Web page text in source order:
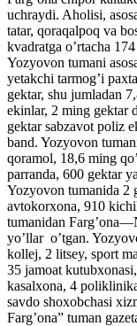
uchraydi. Aholisi,
tatar, qoraqalpoq va
kvadratga o’rtacha
Yozyovon tumani
yetakchi tarmog’i
gektar, shu jumladan
ekinlar, 2 ming gektar
gektar sabzavot poliz
band. Yozyovon
qoramol, 18,6 ming
parranda, 600 gektar
Yozyovon tumanida 2
avtokorxona, 910
tumanidan
yo’llar o’tgan.
kollej, 2 litsey, sport
35 jamoat
kasalxona, 4
savdo shoxobchasi
Farg’ona” tuman